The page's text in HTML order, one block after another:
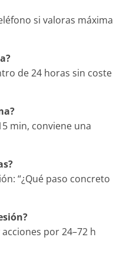
si valoras máxima
de 24 horas sin coste
min, conviene una
“¿Qué paso concreto
por 24–72 h